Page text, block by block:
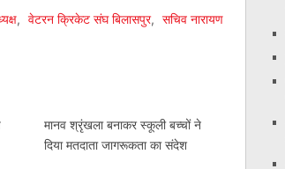
, वेटरन क्रिकेट संघ बिलासपुर, सचिव नारायण
मानव श्रृंखला बनाकर स्कूली बच्चों ने
दिया मतदाता जागरूकता का संदेश